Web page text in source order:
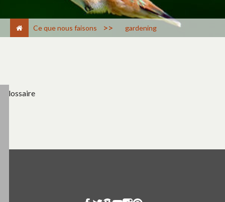
Ce que nous faisons > gardening
Glossaire